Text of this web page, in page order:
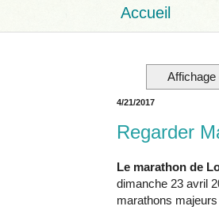
Accueil
Affichage
4/21/2017
Regarder
Le marathon de
dimanche 23 avril
marathons